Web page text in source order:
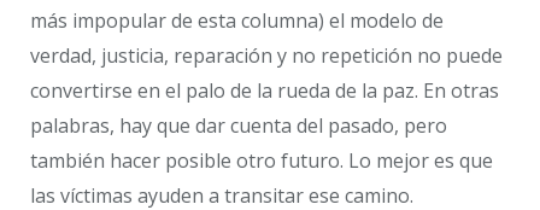
más impopular de esta columna) el modelo de
verdad, justicia, reparación y no repetición no puede
convertirse en el palo de la rueda de la paz. En otras
palabras, hay que dar cuenta del pasado, pero
también hacer posible otro futuro. Lo mejor es que
las víctimas ayuden a transitar ese camino.